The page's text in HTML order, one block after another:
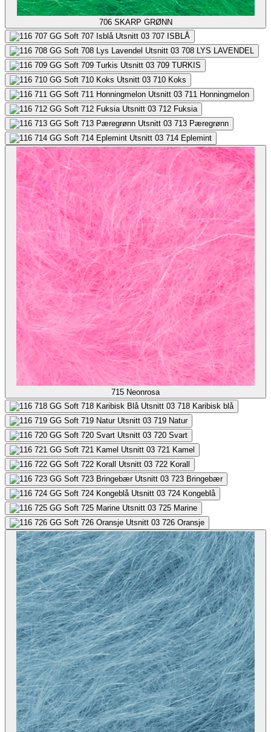
706 SKARP GRØNN
707 ISBLÅ
708 LYS LAVENDEL
709 TURKIS
710 Koks
711 Honningmelon
712 Fuksia
713 Pæregrønn
714 Eplemint
715 Neonrosa
718 Karibisk blå
719 Natur
720 Svart
721 Kamel
722 Korall
723 Bringebær
724 Kongeblå
725 Marine
726 Oransje